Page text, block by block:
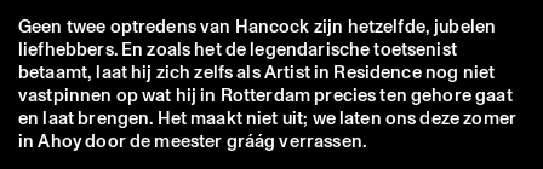
Geen twee optredens van Hancock zijn hetzelfde, jubelen
liefhebbers. En zoals het de legendarische toetsenist
betaamt, laat hij zich zelfs als Artist in Residence nog niet
vastpinnen op wat hij in Rotterdam precies ten gehore gaat
en laat brengen. Het maakt niet uit; we laten ons deze zomer
in Ahoy door de meester gráág verrassen.